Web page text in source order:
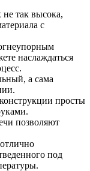
так высока,
с
наслаждаться
а сама
просты
позволяют
под